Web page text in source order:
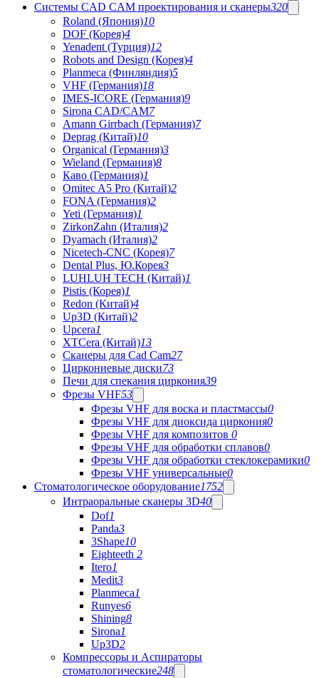
Системы CAD CAM проектирования и сканеры320
Roland (Япония)10
DOF (Корея)4
Yenadent (Турция)12
Robots and Design (Корея)4
Planmeca (Финляндия)5
VHF (Германия)18
IMES-ICORE (Германия)9
Sirona CAD/CAM7
Amann Girrbach (Германия)7
Deprag (Китай)10
Organical (Германия)3
Wieland (Германия)8
Каво (Германия)1
Omitec A5 Pro (Китай)2
FONA (Германия)2
Yeti (Германия)1
ZirkonZahn (Италия)2
Dyamach (Италия)2
Nicetech-CNC (Корея)7
Dental Plus, Ю.Корея3
LUHLUH TECH (Китай)1
Pistis (Корея)1
Redon (Китай)4
Up3D (Китай)2
Upcera1
XTCera (Китай)13
Сканеры для Cad Cam27
Циркониевые диски73
Печи для спекания циркония39
Фрезы VHF53
Фрезы VHF для воска и пластмассы0
Фрезы VHF для диоксида циркония0
Фрезы VHF для композитов 0
Фрезы VHF для обработки сплавов0
Фрезы VHF для обработки стеклокерамики0
Фрезы VHF универсальные0
Стоматологическое оборудование1752
Интраоральные сканеры 3D40
Dof1
Panda3
3Shape10
Eighteeth 2
Itero1
Medit3
Planmeca1
Runyes6
Shining8
Sirona1
Up3D2
Компрессоры и Аспираторы
стоматологические248